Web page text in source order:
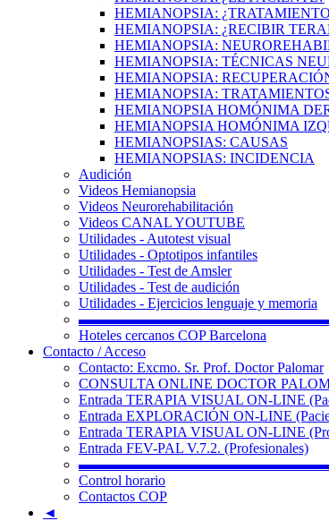
HEMIANOPSIA:
HEMIANOPSIA: ¿RECIBIR
HEMIANOPSIA:
HEMIANOPSIA: TÉCNICAS
HEMIANOPSIA:
HEMIANOPSIA:
HEMIANOPSIA HOMÓNIMA
HEMIANOPSIA HOMÓNIMA
HEMIANOPSIAS: CAUSAS
HEMIANOPSIAS: INCIDENCIA
Audición
Videos Hemianopsia
Videos Neurorehabilitación
Videos CANAL YOUTUBE
Utilidades - Autotest visual
Utilidades - Optotipos infantiles
Utilidades - Test de Amsler
Utilidades - Test de audición
Utilidades - Ejercicios lenguaje y memoria
Hoteles cercanos COP Barcelona
Contacto / Acceso
Contacto: Excmo. Sr. Prof. Doctor Palomar
CONSULTA ONLINE DOCTOR
Entrada TERAPIA VISUAL ON-LINE
Entrada EXPLORACIÓN ON-LINE
Entrada TERAPIA VISUAL ON-LINE
Entrada FEV-PAL V.7.2. (Profesionales)
Control horario
Contactos COP
◄